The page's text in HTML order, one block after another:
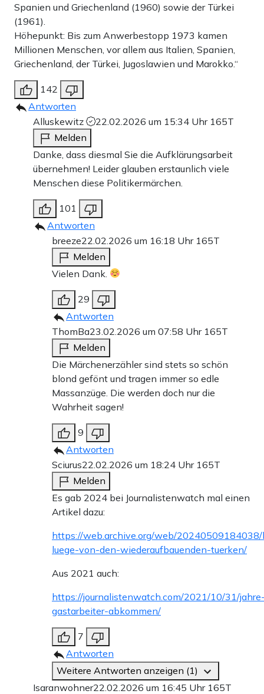
Spanien und Griechenland (1960) sowie der Türkei
(1961).
Höhepunkt: Bis zum Anwerbestopp 1973 kamen
Millionen Menschen, vor allem aus Italien, Spanien,
Griechenland, der Türkei, Jugoslawien und Marokko.“
142
Antworten
Alluskewitz
22.02.2026 um 15:34 Uhr 165T
Melden
Danke, dass diesmal Sie die Aufklärungsarbeit
übernehmen! Leider glauben erstaunlich viele
Menschen diese Politikermärchen.
101
Antworten
breeze22.02.2026 um 16:18 Uhr 165T
Melden
Vielen Dank.
29
Antworten
ThomBa23.02.2026 um 07:58 Uhr 165T
Melden
Die Märchenerzähler sind stets so schön
blond gefönt und tragen immer so edle
Massanzüge. Die werden doch nur die
Wahrheit sagen!
9
Antworten
Sciurus22.02.2026 um 18:24 Uhr 165T
Melden
Es gab 2024 bei Journalistenwatch mal einen
Artikel dazu:
https://web.archive.org/web/
luege-von-den-wiederaufbauenden-tuerken/
Aus 2021 auch:
https://journalistenwatch.com/2021/10/31/
gastarbeiter-abkommen/
7
Antworten
Weitere Antworten anzeigen (1)
Isaranwohner22.02.2026 um 16:45 Uhr 165T